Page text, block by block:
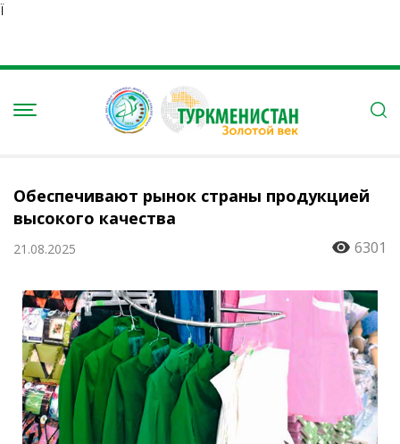
Ï
Обеспечивают рынок страны продукцией
высокого качества
21.08.2025 6301